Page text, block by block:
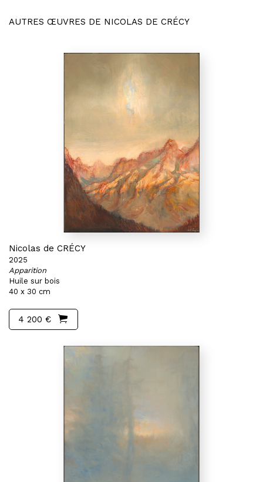
AUTRES ŒUVRES DE NICOLAS DE CRÉCY
Nicolas de CRÉCY
2025
Apparition
Huile sur bois
40 x 30 cm
4 200 €